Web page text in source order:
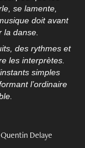
se lamente,
doit avant
la danse.
des rythmes et
les interprètes.
simples
l’ordinaire
Delaye